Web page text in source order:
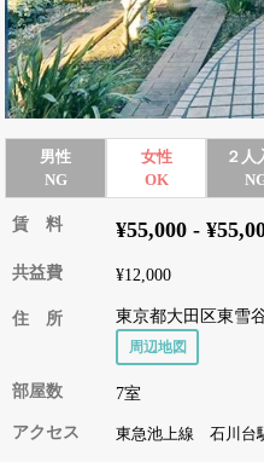
男性
NG
女性
OK
２人
賃 料 ¥55,000 -
共益費 ¥12,000
住 所 東京都大田区東雪
周辺地図
部屋数 7室
アクセス 東急池上線 石川